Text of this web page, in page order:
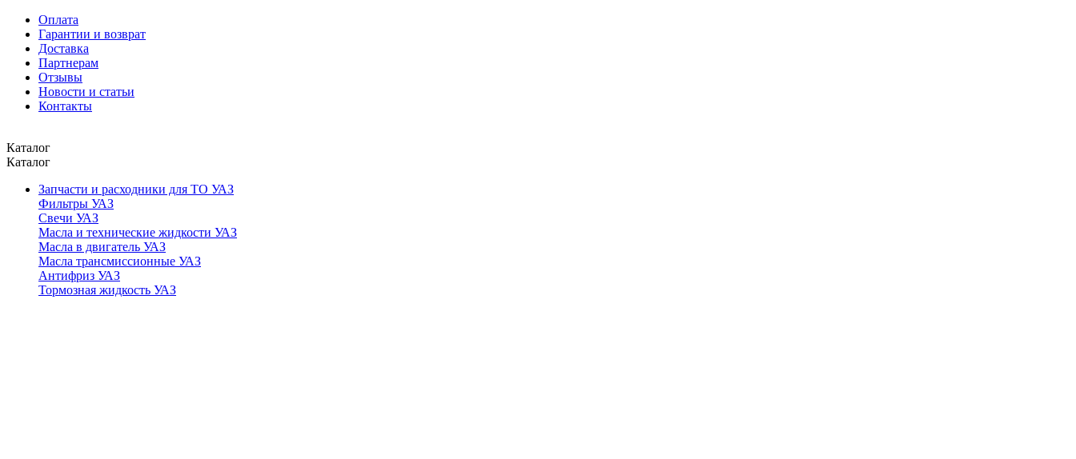
Оплата
Гарантии и возврат
Доставка
Партнерам
Отзывы
Новости и статьи
Контакты
Каталог
Каталог
Запчасти и расходники для ТО УАЗ
Фильтры УАЗ
Свечи УАЗ
Масла и технические жидкости УАЗ
Масла в двигатель УАЗ
Масла трансмиссионные УАЗ
Антифриз УАЗ
Тормозная жидкость УАЗ